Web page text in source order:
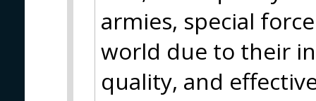
armies, special
world due to their
quality, and